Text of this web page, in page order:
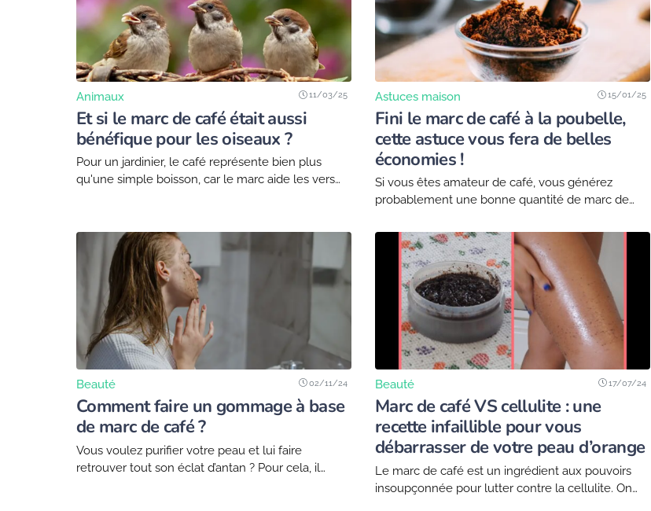
Et si le marc de café était aussi
bénéfique pour les oiseaux ?
Animaux
Pour un jardinier, le café représente bien plus
qu'une simple boisson, car le marc aide les vers
Cependant,...
11/03/25
Fini le marc de café à la poubelle,
cette astuce vous fera de belles
économies !
Astuces maison
Si vous êtes amateur de café, vous générez
probablement une bonne quantité de marc de
être réutilisé de nombreuses manières. À...
15/01/25
Comment faire un gommage à base
de marc de café ?
Beauté
Vous voulez purifier votre peau et lui faire
retrouver tout son éclat d’antan ? Pour cela, il
02/11/24
Marc de café VS cellulite : une
recette infaillible pour vous
débarrasser de votre peau d’orange
Beauté
Le marc de café est un ingrédient aux pouvoirs
insoupçonnée pour lutter contre la cellulite. On
17/07/24